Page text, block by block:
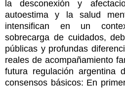
la desconexión y
autoestima y la salud
intensifican en un
sobrecarga de cuidados,
públicas y profundas
reales de acompañamiento
futura regulación argentina
consensos básicos: En